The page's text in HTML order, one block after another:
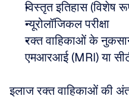
विस्तृत इतिहास (विशेष
न्यूरोलॉजिकल परीक्षा
रक्त वाहिकाओं के
एमआरआई (MRI) या
इलाज रक्त वाहिकाओं की